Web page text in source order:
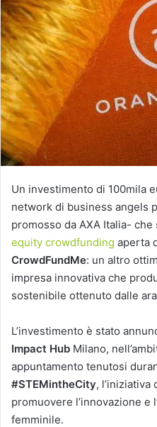
Un investimento di 100mila
network di business angels
promosso da AXA Italia-
equity crowdfunding aperta
CrowdFundMe: un altro
impresa innovativa che
sostenibile ottenuto dalle
L’investimento è stato
Impact Hub Milano,
appuntamento tenutosi
#STEMintheCity,
promuovere l’innovazione e
femminile.